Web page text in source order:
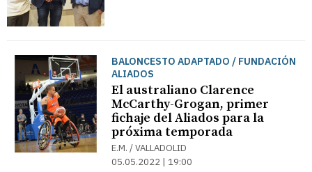
BALONCESTO ADAPTADO / FUNDACIÓN
ALIADOS
El australiano Clarence
McCarthy-Grogan, primer
fichaje del Aliados para la
próxima temporada
E.M. / VALLADOLID
05.05.2022 | 19:00